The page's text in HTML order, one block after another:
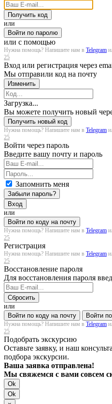
Получить код
или
Войти по паролю
или с помощью
Нужна помощь? Напишите нам в Telegram
25
Вход или регистрация через
Мы отправили код на почту
Изменить
Загрузка...
Вы можете получить новый
Получить новый код
Нужна помощь? Напишите нам в Telegram
25
Войти через пароль
Введите вашу почту и пароль
Запомнить меня
Забыли пароль?
Вход
или
Войти по коду на почту
Нужна помощь? Напишите нам в Telegram
25
Регистрация
Нужна помощь? Напишите нам в Telegram
25
Восстановление пароля
Для восстановления пароля
Сбросить
или
Войти по коду на почту
Войти
Нужна помощь? Напишите нам в Telegram
25
Подобрать экскурсию
Оставьте заявку, и наш
подбора экскурсии.
Ваша заявка отправлена!
Мы свяжемся с вами совсем
Ok
Ok